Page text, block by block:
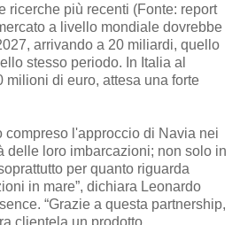
ricerche più recenti (Fonte: report
a livello mondiale dovrebbe
arrivando a 20 miliardi, quello
stesso periodo. In Italia al
milioni di euro, attesa una forte
l'approccio di Navia nei
delle loro imbarcazioni; non solo in
per quanto riguarda
in mare”, dichiara Leonardo
“Grazie a questa partnership,
clientela un prodotto